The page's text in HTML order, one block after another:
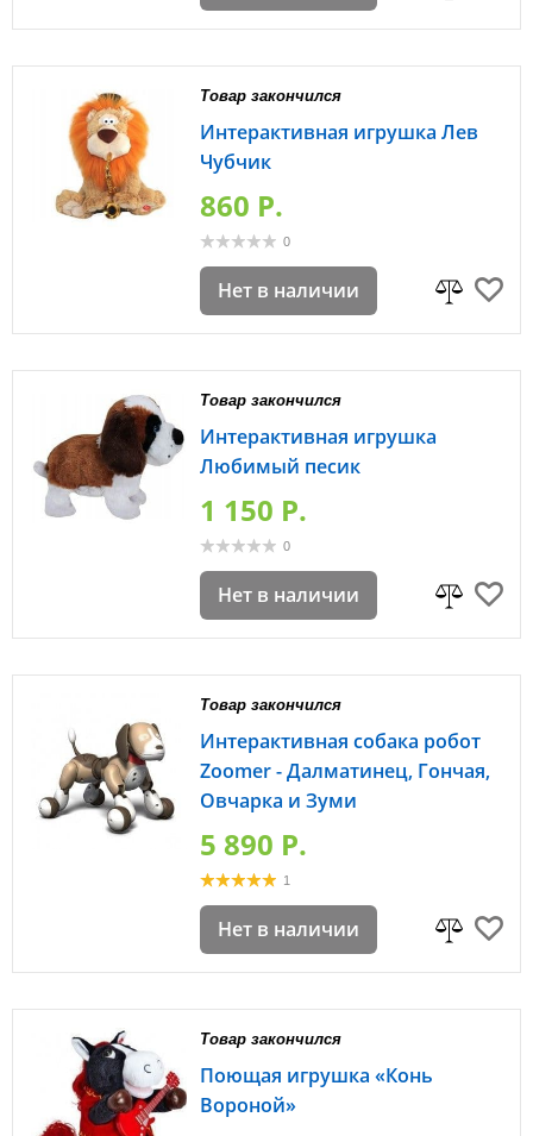
Товар закончился
Интерактивная игрушка Лев
Чубчик
860 P.
0
Нет в наличии
Товар закончился
Интерактивная игрушка
Любимый песик
1 150 P.
0
Нет в наличии
Товар закончился
Интерактивная собака робот
Zoomer - Далматинец, Гончая,
Овчарка и Зуми
5 890 P.
1
Нет в наличии
Товар закончился
Поющая игрушка «Конь
Вороной»